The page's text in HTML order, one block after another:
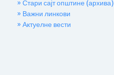
» Стари сајт општине (архива)
» Важни линкови
» Актуелне вести